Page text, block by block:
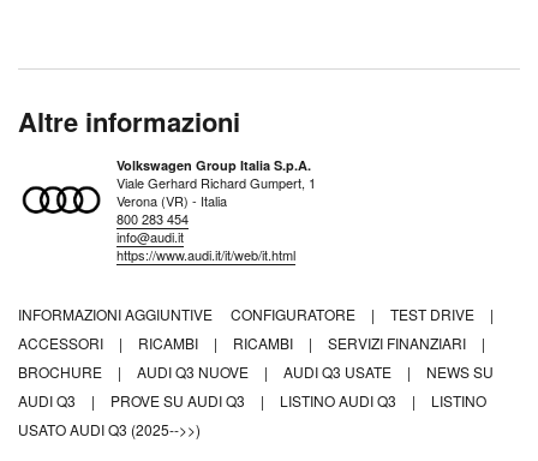
Altre informazioni
Volkswagen Group Italia S.p.A.
Viale Gerhard Richard Gumpert, 1
Verona (VR) - Italia
800 283 454
info@audi.it
https://www.audi.it/it/web/it.html
INFORMAZIONI AGGIUNTIVE CONFIGURATORE | TEST DRIVE
|
ACCESSORI
| RICAMBI | RICAMBI | SERVIZI FINANZIARI
|
BROCHURE
| AUDI Q3 NUOVE | AUDI Q3 USATE |
NEWS SU
AUDI Q3
| PROVE SU AUDI Q3 | LISTINO AUDI Q3 |
LISTINO
USATO AUDI Q3 (2025-->>)